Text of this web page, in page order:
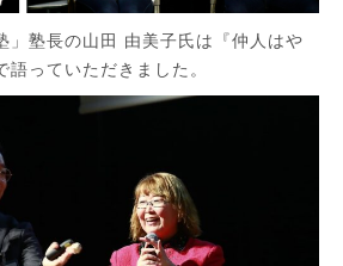
」塾長の山田 由美子氏は『仲人はや
っていただきました。